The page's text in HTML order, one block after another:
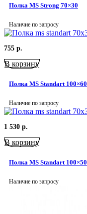
Полка MS Strong 70×30
Наличие по запросу
755 р.
В корзину
Полка MS Standart 100×60
Наличие по запросу
1 530 р.
В корзину
Полка MS Standart 100×50
Наличие по запросу